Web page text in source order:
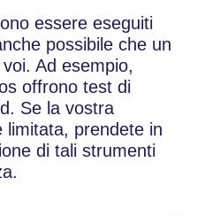
essere eseguiti
possibile che un
Ad esempio,
offrono test di
Se la vostra
limitata, prendete in
di tali strumenti